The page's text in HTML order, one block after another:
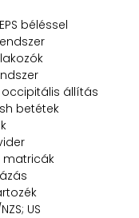
béléssel
occipitális állítás
betétek
matricák
US